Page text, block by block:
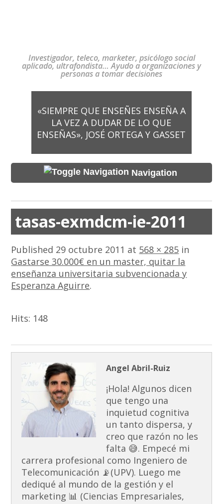
Investigador, teleco, marketer, psicólogo social
aplicado, ultrafondista… Ayudo a organizaciones y
personas a tomar decisiones
«SIEMPRE QUE ENSEÑES ENSEÑA A
LA VEZ A DUDAR DE LO QUE
ENSEÑAS», JOSÉ ORTEGA Y GASSET
Navigation
tasas-exmdcm-ie-2011
Published 29 octubre 2011 at 568 × 285 in
Gastarse 30.000€ en un master, quitar la
enseñanza universitaria subvencionada y
Esperanza Aguirre.
Hits: 148
Angel Abril-Ruiz
¡Hola! Algunos dicen
que tengo una
inquietud cognitiva
un tanto dispersa, y
creo que razón no les
falta 😅. Empecé mi
carrera profesional como Ingeniero de
Telecomunicación 📡(UPV). Luego me
dediqué al mundo de la gestión y el
marketing 📊 (Ciencias Empresariales,